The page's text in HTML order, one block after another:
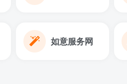
如意服务网